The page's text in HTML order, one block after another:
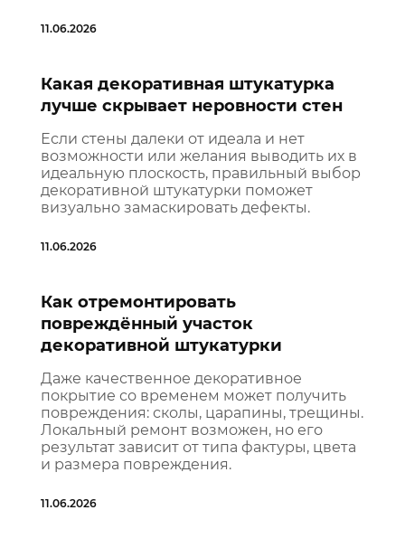
11.06.2026
Какая декоративная штукатурка
лучше скрывает неровности стен
Если стены далеки от идеала и нет
возможности или желания выводить их в
идеальную плоскость, правильный выбор
декоративной штукатурки поможет
визуально замаскировать дефекты.
11.06.2026
Как отремонтировать
повреждённый участок
декоративной штукатурки
Даже качественное декоративное
покрытие со временем может получить
повреждения: сколы, царапины, трещины.
Локальный ремонт возможен, но его
результат зависит от типа фактуры, цвета
и размера повреждения.
11.06.2026